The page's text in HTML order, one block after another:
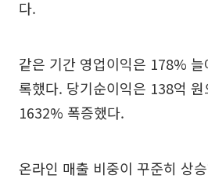
다.
같은 기간 영업이익은 178%
록했다. 당기순이익은 138억
1632% 폭증했다.
온라인 매출 비중이 꾸준히 상